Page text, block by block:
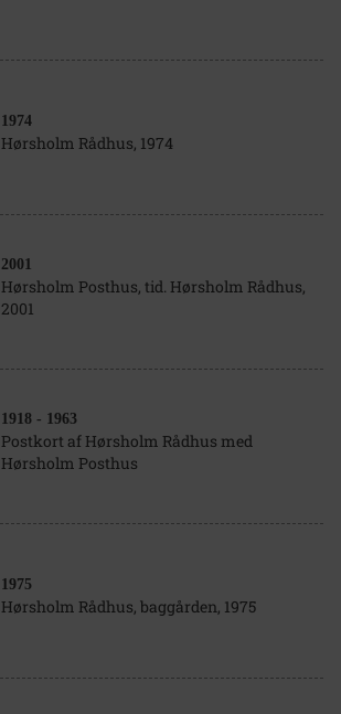
1974
Hørsholm Rådhus, 1974
2001
Hørsholm Posthus, tid. Hørsholm Rådhus,
2001
1918 - 1963
Postkort af Hørsholm Rådhus med
Hørsholm Posthus
1975
Hørsholm Rådhus, baggården, 1975